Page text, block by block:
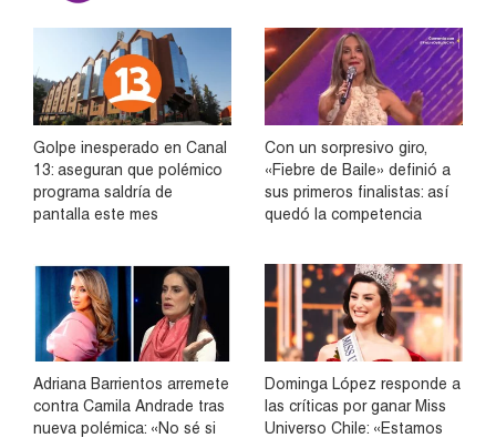
Golpe inesperado en Canal
13: aseguran que polémico
programa saldría de
pantalla este mes
Con un sorpresivo giro,
«Fiebre de Baile» definió a
sus primeros finalistas: así
quedó la competencia
Adriana Barrientos arremete
contra Camila Andrade tras
nueva polémica: «No sé si
Dominga López responde a
las críticas por ganar Miss
Universo Chile: «Estamos